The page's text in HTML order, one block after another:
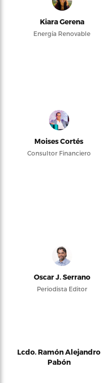
Kiara Gerena
Energía Renovable
Moises Cortés
Consultor Financiero
Oscar J. Serrano
Periodista Editor
Lcdo. Ramón Alejandro
Pabón